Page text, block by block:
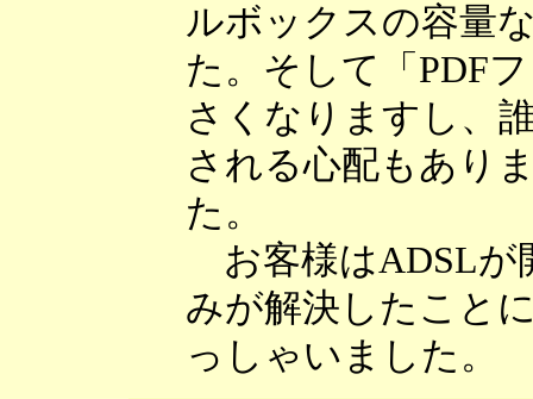
ルボックスの容量
た。そして「PDF
さくなりますし、
される心配もあり
た。
お客様はADSLが
みが解決したこと
っしゃいました。